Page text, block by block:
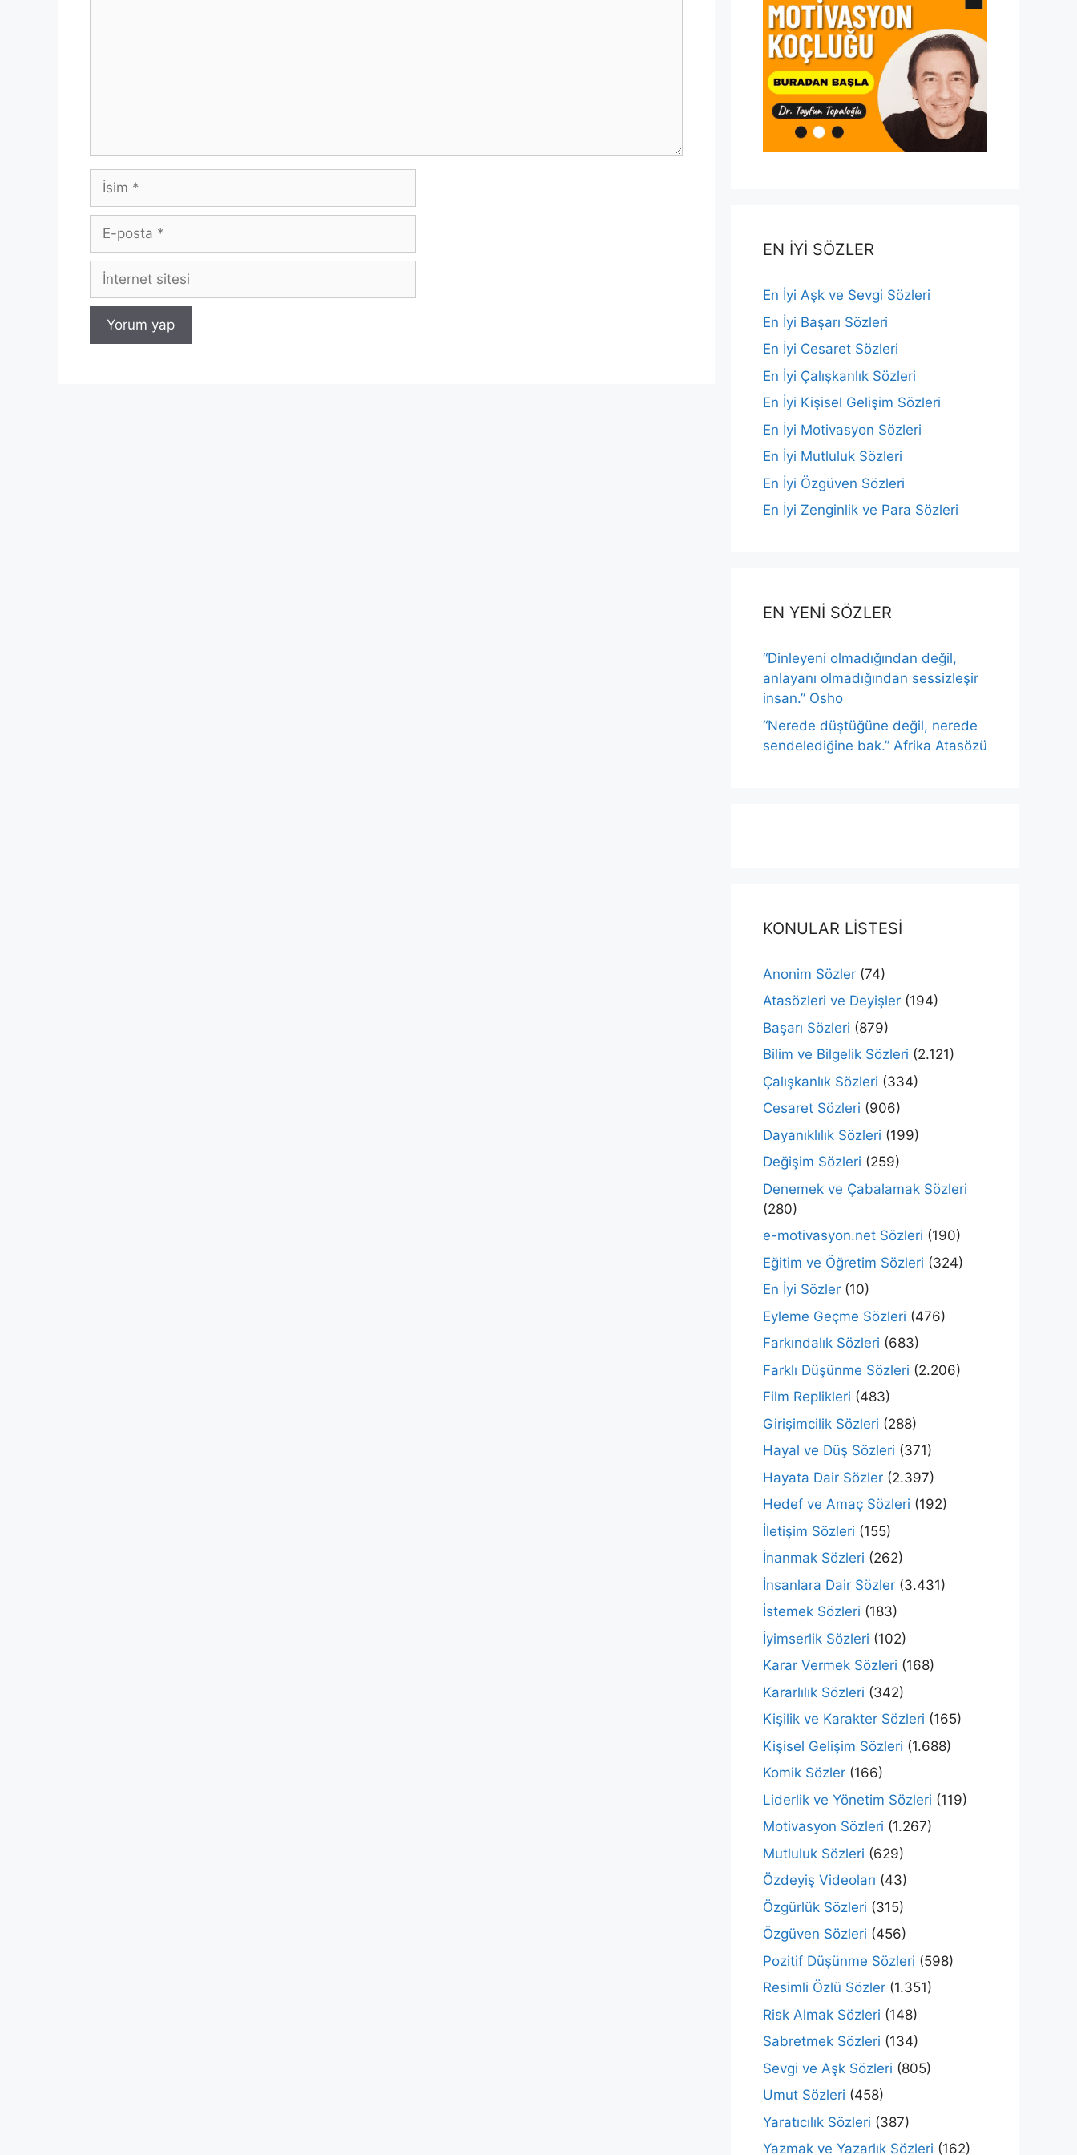
İsim
posta
İnternet
EN İYİ SÖZLER
En İyi Aşk ve Sevgi Sözleri
En İyi Başarı Sözleri
En İyi Cesaret Sözleri
En İyi Çalışkanlık Sözleri
En İyi Kişisel Gelişim Sözleri
En İyi Motivasyon Sözleri
En İyi Mutluluk Sözleri
En İyi Özgüven Sözleri
En İyi Zenginlik ve Para Sözleri
EN YENİ SÖZLER
“Dinleyeni olmadığından değil,
anlayanı olmadığından sessizleşir
insan.” Osho
“Nerede düştüğüne değil, nerede
sendelediğine bak.” Afrika Atasözü
KONULAR LİSTESİ
Anonim Sözler (74)
Atasözleri ve Deyişler (194)
Başarı Sözleri (879)
Bilim ve Bilgelik Sözleri (2.121)
Çalışkanlık Sözleri (334)
Cesaret Sözleri (906)
Dayanıklılık Sözleri (199)
Değişim Sözleri (259)
Denemek ve Çabalamak Sözleri
(280)
e-motivasyon.net Sözleri (190)
Eğitim ve Öğretim Sözleri (324)
En İyi Sözler (10)
Eyleme Geçme Sözleri (476)
Farkındalık Sözleri (683)
Farklı Düşünme Sözleri (2.206)
Film Replikleri (483)
Girişimcilik Sözleri (288)
Hayal ve Düş Sözleri (371)
Hayata Dair Sözler (2.397)
Hedef ve Amaç Sözleri (192)
İletişim Sözleri (155)
İnanmak Sözleri (262)
İnsanlara Dair Sözler (3.431)
İstemek Sözleri (183)
İyimserlik Sözleri (102)
Karar Vermek Sözleri (168)
Kararlılık Sözleri (342)
Kişilik ve Karakter Sözleri (165)
Kişisel Gelişim Sözleri (1.688)
Komik Sözler (166)
Liderlik ve Yönetim Sözleri (119)
Motivasyon Sözleri (1.267)
Mutluluk Sözleri (629)
Özdeyiş Videoları (43)
Özgürlük Sözleri (315)
Özgüven Sözleri (456)
Pozitif Düşünme Sözleri (598)
Resimli Özlü Sözler (1.351)
Risk Almak Sözleri (148)
Sabretmek Sözleri (134)
Sevgi ve Aşk Sözleri (805)
Umut Sözleri (458)
Yaratıcılık Sözleri (387)
Yazmak ve Yazarlık Sözleri (162)